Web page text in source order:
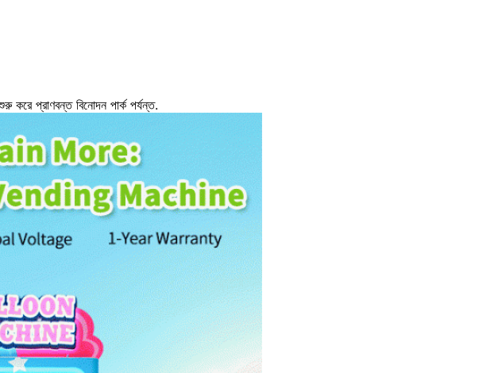
করে প্রাণবন্ত বিনোদন পার্ক পর্যন্ত.